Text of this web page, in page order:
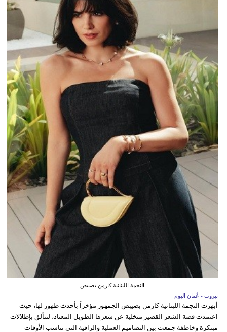
النجمة اللبنانية كارمن بصيبص
بيروت - عُمان اليوم
أبهرت النجمة اللبنانية كارمن بصيبص الجمهور مؤخراً بأحدث ظهور لها، حيث
اعتمدت قصة الشعر القصير متخلية عن شعرها الطويل المعتاد، لتتألق بإطلالات
مبتكرة وخاطفة جمعت بين التصاميم العملية والراقية التي تناسب الأوقات